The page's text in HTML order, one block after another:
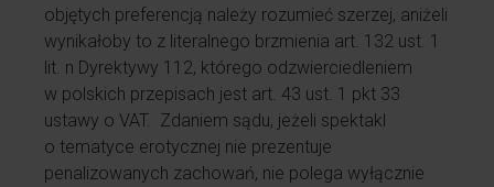
objętych preferencją należy rozumieć szerzej, aniżeli
wynikałoby to z literalnego brzmienia art. 132 ust. 1
lit. n Dyrektywy 112, którego odzwierciedleniem
w polskich przepisach jest art. 43 ust. 1 pkt 33
ustawy o VAT. Zdaniem sądu, jeżeli spektakl
o tematyce erotycznej nie prezentuje
penalizowanych zachowań, nie polega wyłącznie